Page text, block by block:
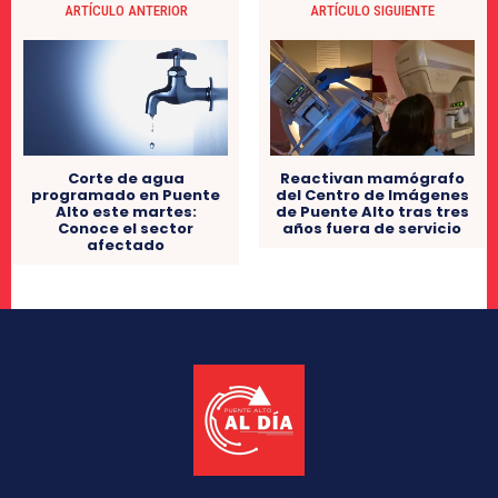
ARTÍCULO ANTERIOR
Corte de agua
programado en Puente
Alto este martes:
Conoce el sector
afectado
ARTÍCULO SIGUIENTE
Reactivan mamógrafo
del Centro de Imágenes
de Puente Alto tras tres
años fuera de servicio